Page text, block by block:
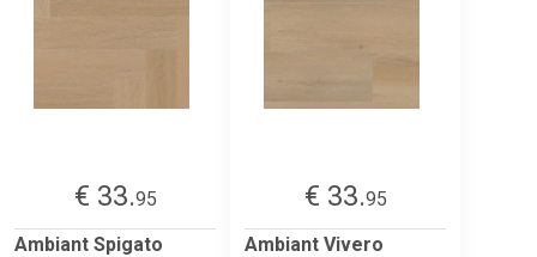
€ 33.95
Ambiant Spigato
€ 33.95
Ambiant Vivero